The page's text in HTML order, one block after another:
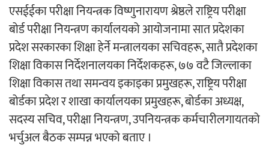
काठमाडौं युथ कन्क्लेभ २०२६ भव्यताका साथ
सम्पन्न
एसईईका परीक्षा नियन्त्रक विष्णुनारायण श्रेष्ठले राष्ट्रिय परीक्षा
बोर्ड परीक्षा नियन्त्रण कार्यालयको आयोजनामा सात प्रदेशका
प्रदेश सरकारका शिक्षा हेर्ने मन्त्रालयका सचिवहरू, सातै प्रदेशका
शिक्षा विकास निर्देशनालयका निर्देशकहरू, ७७ वटै जिल्लाका
शिक्षा विकास तथा समन्वय इकाइका प्रमुखहरू, राष्ट्रिय परीक्षा
बोर्डका प्रदेश र शाखा कार्यालयका प्रमुखहरू, बोर्डका अध्यक्ष,
सदस्य सचिव, परीक्षा नियन्त्रण, उपनियन्त्रक कर्मचारीलगायतको
भर्चुअल बैठक सम्पन्न भएको बताए ।